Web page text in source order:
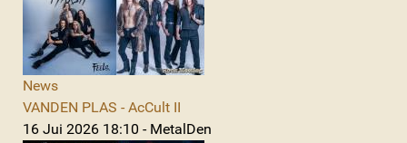
News
VANDEN PLAS - AcCult II
16 Jui 2026 18:10 - MetalDen